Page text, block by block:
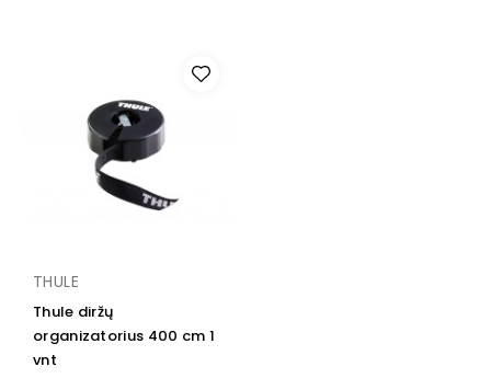
THULE
Thule diržų
organizatorius 400 cm 1
vnt